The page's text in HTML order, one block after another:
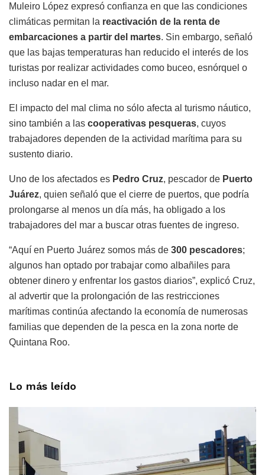
Muleiro López expresó confianza en que las condiciones
climáticas permitan la reactivación de la renta de
embarcaciones a partir del martes. Sin embargo, señaló
que las bajas temperaturas han reducido el interés de los
turistas por realizar actividades como buceo, esnórquel o
incluso nadar en el mar.
El impacto del mal clima no sólo afecta al turismo náutico,
sino también a las cooperativas pesqueras, cuyos
trabajadores dependen de la actividad marítima para su
sustento diario.
Uno de los afectados es Pedro Cruz, pescador de Puerto
Juárez, quien señaló que el cierre de puertos, que podría
prolongarse al menos un día más, ha obligado a los
trabajadores del mar a buscar otras fuentes de ingreso.
“Aquí en Puerto Juárez somos más de 300 pescadores;
algunos han optado por trabajar como albañiles para
obtener dinero y enfrentar los gastos diarios”, explicó Cruz,
al advertir que la prolongación de las restricciones
marítimas continúa afectando la economía de numerosas
familias que dependen de la pesca en la zona norte de
Quintana Roo.
Lo más leído